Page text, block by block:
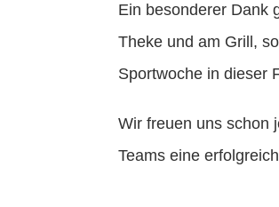
Ein besonderer Dank
Theke und am Grill,
Sportwoche in dieser
Wir freuen uns schon
Teams eine